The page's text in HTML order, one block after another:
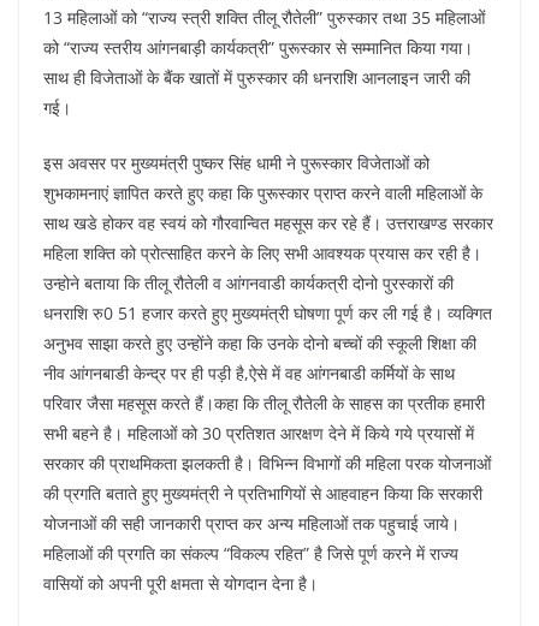
13 महिलाओं को “राज्य स्त्री शक्ति तीलू रौतेली” पुरुस्कार तथा 35 महिलाओं
को “राज्य स्तरीय आंगनबाड़ी कार्यकत्री” पुरूस्कार से सम्मानित किया गया।
साथ ही विजेताओं के बैंक खातों में पुरुस्कार की धनराशि आनलाइन जारी की
गई।
इस अवसर पर मुख्यमंत्री पुष्कर सिंह धामी ने पुरूस्कार विजेताओं को
शुभकामनाएं ज्ञापित करते हुए कहा कि पुरूस्कार प्राप्त करने वाली महिलाओं के
साथ खडे होकर वह स्वयं को गौरवान्वित महसूस कर रहे हैं। उत्तराखण्ड सरकार
महिला शक्ति को प्रोत्साहित करने के लिए सभी आवश्यक प्रयास कर रही है।
उन्होने बताया कि तीलू रौतेली व आंगनवाडी कार्यकत्री दोनो पुरस्कारों की
धनराशि रु0 51 हजार करते हुए मुख्यमंत्री घोषणा पूर्ण कर ली गई है। व्यक्गित
अनुभव साझा करते हुए उन्होंने कहा कि उनके दोनो बच्चों की स्कूली शिक्षा की
नीव आंगनबाडी केन्द्र पर ही पड़ी है,ऐसे में वह आंगनबाडी कर्मियों के साथ
परिवार जैसा महसूस करते हैं।कहा कि तीलू रौतेली के साहस का प्रतीक हमारी
सभी बहने है। महिलाओं को 30 प्रतिशत आरक्षण देने में किये गये प्रयासों में
सरकार की प्राथमिकता झलकती है। विभिन्न विभागों की महिला परक योजनाओं
की प्रगति बताते हुए मुख्यमंत्री ने प्रतिभागियों से आहवाहन किया कि सरकारी
योजनाओं की सही जानकारी प्राप्त कर अन्य महिलाओं तक पहुचाई जाये।
महिलाओं की प्रगति का संकल्प “विकल्प रहित” है जिसे पूर्ण करने में राज्य
वासियों को अपनी पूरी क्षमता से योगदान देना है।